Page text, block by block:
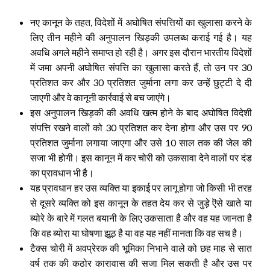
नए कानून के तहत, विदेशों में अघोषित संपत्तियों का खुलासा करने के
लिए तीन महीने की अनुपालन खिड़की उपलब्ध कराई गई है। यह
अवधि अगले महीने समाप्त हो रही है। अगर इस दौरान भारतीय विदेशों
में जमा अपनी अघोषित संपत्ति का खुलासा करते हैं, तो उन पर 30
प्रतिशत कर और 30 प्रतिशत जुर्माना लगा कर उन्हें छुट्टी दे दी
जाएगी और वे कानूनी कार्रवाई से बच जाएंगे।
इस अनुपालन खिड़की की अवधि खत्म होने के बाद अघोषित विदेशी
संपत्ति रखने वालों को 30 प्रतिशत कर देना होगा और उस पर 90
प्रतिशत जुर्माना लगाया जाएगा और उसे 10 साल तक की जेल की
सजा भी होगी। इस कानून में कर चोरी को उकसावा देने वालों पर दंड
का प्रावधान भी है।
यह प्रावधान हर उस व्यक्ति या इकाई पर लागू होगा जो किसी भी तरह
से दूसरे व्यक्ति को इस कानून के तहत देय कर से जुड़े ऎसे खाते या
ब्योरे के बारे में गलत बयानी के लिए उकसाता है और वह यह जानता है
कि वह ब्योरा या घोषणा झूठ है या वह यह नहीं मानता कि वह सच है।
टैक्स चोरी में अवप्रेरक की भूमिका निभाने वाले को छह माह से सात
वर्ष तक की कठोर कारावास की सजा मिल सकती है और उस पर